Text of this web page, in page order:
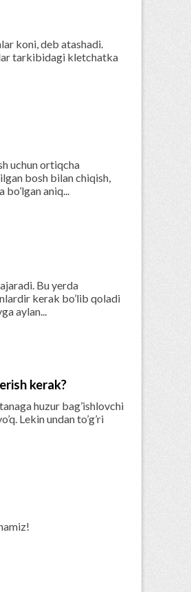
koni, deb atashadi.
tarkibidagi kletchatka
uchun ortiqcha
bosh bilan chiqish,
aniq...
Bu yerda
kerak bo’lib qoladi
aylan...
kerak?
huzur bag’ishlovchi
Lekin undan to’g’ri